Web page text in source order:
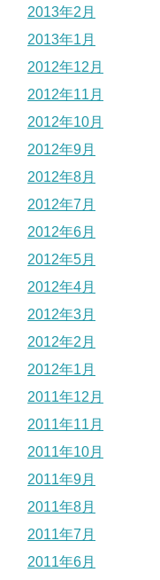
2013年2月
2013年1月
2012年12月
2012年11月
2012年10月
2012年9月
2012年8月
2012年7月
2012年6月
2012年5月
2012年4月
2012年3月
2012年2月
2012年1月
2011年12月
2011年11月
2011年10月
2011年9月
2011年8月
2011年7月
2011年6月